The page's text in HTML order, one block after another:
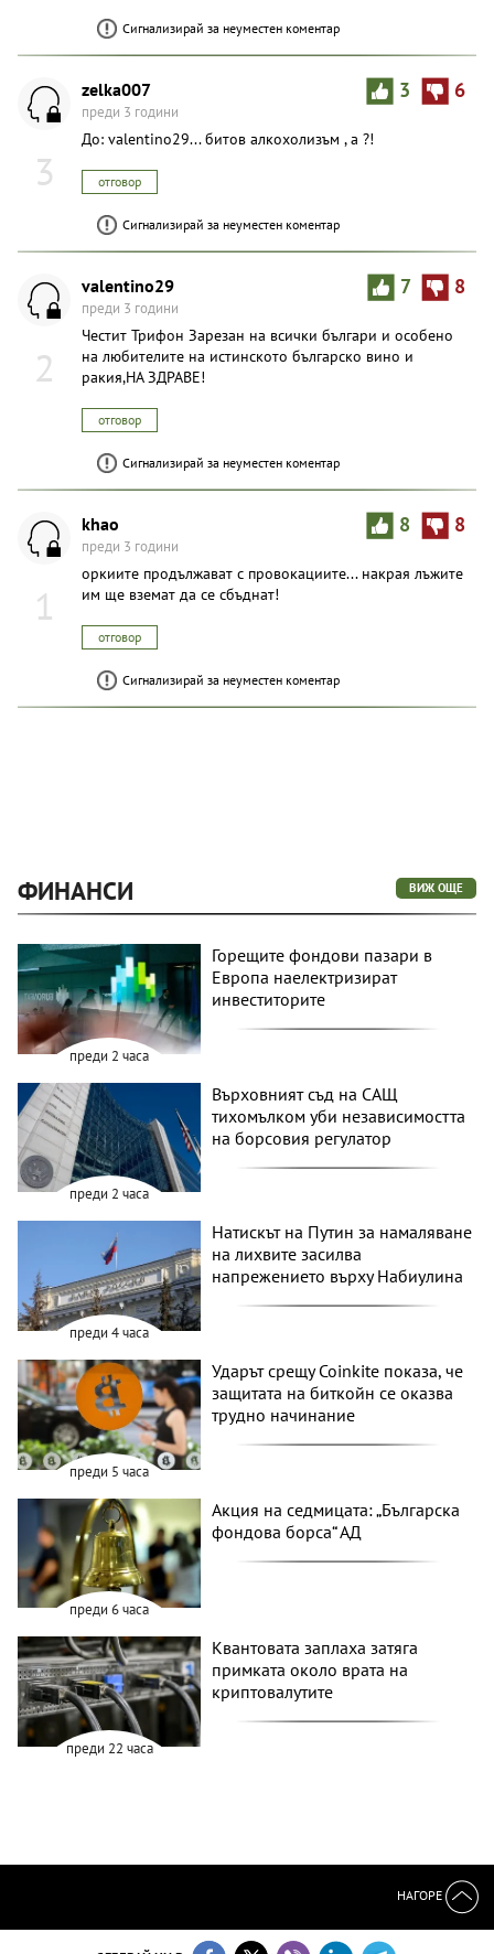
Сигнализирай за неуместен коментар
3
3 6
zelka007
преди 3 години
До: valentino29... битов алкохолизъм , а ?!
отговор
Сигнализирай за неуместен коментар
2
7 8
valentino29
преди 3 години
Честит Трифон Зарезан на всички българи и особено
на любителите на истинското българско вино и
ракия,НА ЗДРАВЕ!
отговор
Сигнализирай за неуместен коментар
1
8 8
khao
преди 3 години
оркиите продължават с провокациите... накрая лъжите
им ще вземат да се сбъднат!
отговор
Сигнализирай за неуместен коментар
ФИНАНСИ ВИЖ ОЩЕ
преди 2 часа
Горещите фондови пазари в
Европа наелектризират
инвеститорите
преди 2 часа
Върховният съд на САЩ
тихомълком уби независимостта
на борсовия регулатор
преди 4 часа
Натискът на Путин за намаляване
на лихвите засилва
напрежението върху Набиулина
преди 5 часа
Ударът срещу Coinkite показа, че
защитата на биткойн се оказва
трудно начинание
преди 6 часа
Акция на седмицата: „Българска
фондова борса“ АД
преди 22 часа
Квантовата заплаха затяга
примката около врата на
криптовалутите
НАГОРЕ